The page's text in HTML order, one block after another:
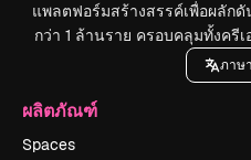
แพลตฟอร์มสร้างสรรค์เพื่อผลัก
กว่า 1 ล้านราย ครอบคลุมทั้งครี
ภาษ
ผลิตภัณฑ์
Spaces